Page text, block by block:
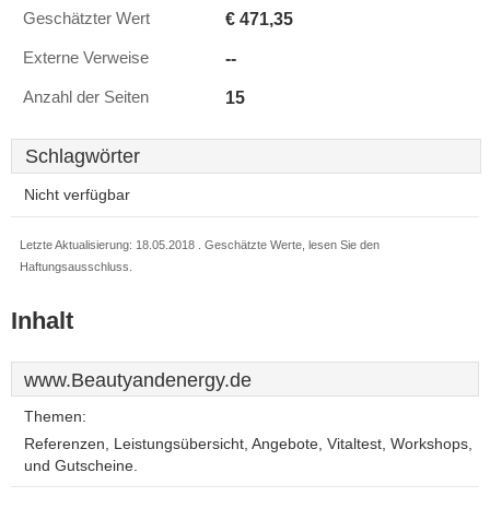
Geschätzter Wert € 471,35
Externe Verweise --
Anzahl der Seiten 15
Schlagwörter
Nicht verfügbar
Letzte Aktualisierung: 18.05.2018 . Geschätzte Werte, lesen Sie den
Haftungsausschluss.
Inhalt
www.Beautyandenergy.de
Themen:
Referenzen, Leistungsübersicht, Angebote, Vitaltest, Workshops,
und Gutscheine.